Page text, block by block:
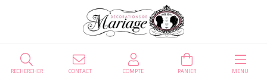
CONTACT
RECHERCHER COMPTE PANIER MENU